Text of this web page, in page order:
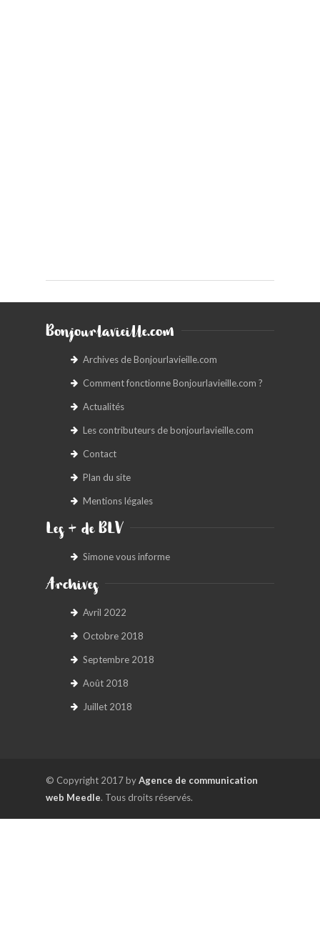
Bonjourlavieille.com
Archives de Bonjourlavieille.com
Comment fonctionne Bonjourlavieille.com ?
Actualités
Les contributeurs de bonjourlavieille.com
Contact
Plan du site
Mentions légales
Les + de BLV
Simone vous informe
Archives
Avril 2022
Octobre 2018
Septembre 2018
Août 2018
Juillet 2018
© Copyright 2017 byAgence de communication
web Meedle. Tous droits réservés.